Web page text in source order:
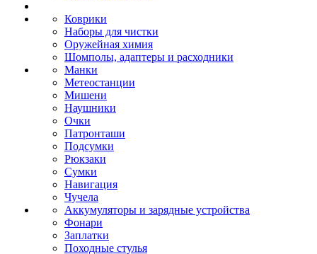
Коврики
Наборы для чистки
Оружейная химия
Шомполы, адаптеры и расходники
Манки
Метеостанции
Мишени
Наушники
Очки
Патронташи
Подсумки
Рюкзаки
Сумки
Навигация
Чучела
Аккумуляторы и зарядные устройства
Фонари
Заплатки
Походные стулья